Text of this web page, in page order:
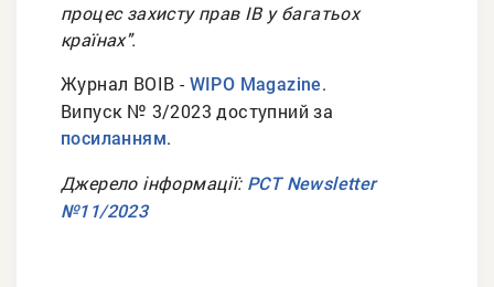
процес захисту прав ІВ у багатьох
країнах".
Журнал ВОІВ - WIPO Magazine.
Bипуск № 3/2023 доступний за
посиланням.
Джерело інформації: PCT Newsletter
№11/2023